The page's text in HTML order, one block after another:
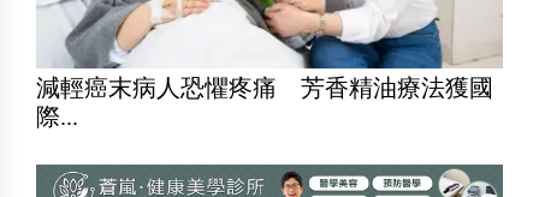
減輕癌末病人恐懼疼痛 芳香精油療法獲國
際...